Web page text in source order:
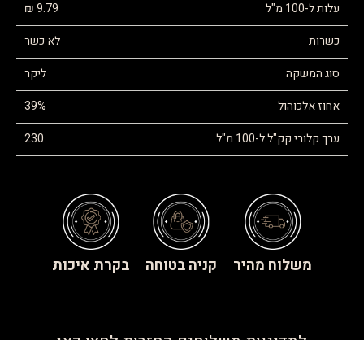
עלות ל-100 מ"ל
9.79 ₪
כשרות
לא כשר
סוג המשקה
ליקר
אחוז אלכוהול
39%
ערך קלורי קק"ל ל-100 מ"ל
230
משלוח מהיר קניה בטוחה בקרת איכות